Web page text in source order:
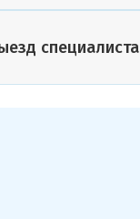
специалиста